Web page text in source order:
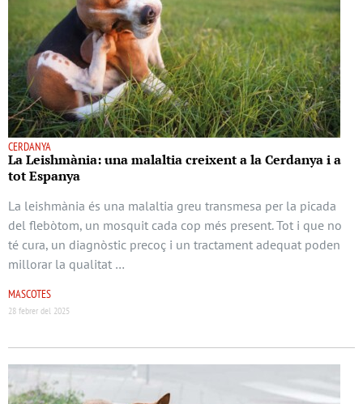
CERDANYA
La Leishmània: una malaltia creixent a la Cerdanya i a
tot Espanya
La leishmània és una malaltia greu transmesa per la picada
del flebòtom, un mosquit cada cop més present. Tot i que no
té cura, un diagnòstic precoç i un tractament adequat poden
millorar la qualitat …
MASCOTES
28 febrer del 2025